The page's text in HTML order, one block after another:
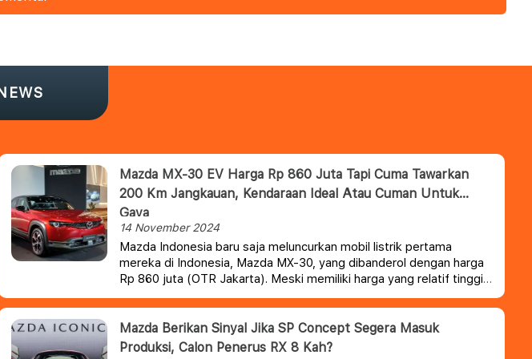
Mazda MX-30 EV Harga Rp 860 Juta Tapi Cuma Tawarkan
200 Km Jangkauan, Kendaraan Ideal Atau Cuman Untuk
Gaya
14 November 2024
Mazda Indonesia baru saja meluncurkan mobil listrik pertama
mereka di Indonesia, Mazda MX-30, yang dibanderol dengan harga
Rp 860 juta (OTR Jakarta). Meski memiliki harga yang relatif tinggi,
mobil ini hanya memiliki jarak tempuh 200 Km, yang bisa jadi
pertimbangan bagi calon konsumen.
Mazda Berikan Sinyal Jika SP Concept Segera Masuk
Produksi, Calon Penerus RX 8 Kah?